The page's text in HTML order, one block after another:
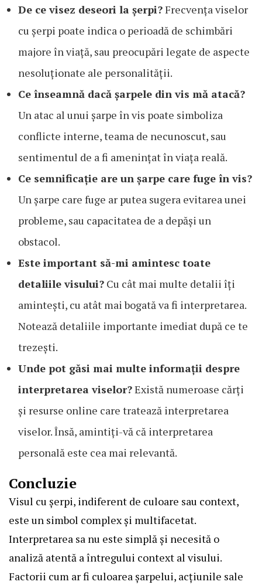
De ce visez deseori la șerpi?Frecvența viselor
cu șerpi poate indica o perioadă de schimbări
majore în viață, sau preocupări legate de aspecte
nesoluționate ale personalității.
Ce înseamnă dacă șarpele din vis mă atacă?
Un atac al unui șarpe în vis poate simboliza
conflicte interne, teama de necunoscut, sau
sentimentul de a fi amenințat în viața reală.
Ce semnificație are un șarpe care fuge în vis?
Un șarpe care fuge ar putea sugera evitarea unei
probleme, sau capacitatea de a depăși un
obstacol.
Este important să-mi amintesc toate
detaliile visului? Cu cât mai multe detalii îți
amintești, cu atât mai bogată va fi interpretarea.
Notează detaliile importante imediat după ce te
trezești.
Unde pot găsi mai multe informații despre
interpretarea viselor?Există numeroase cărți
și resurse online care tratează interpretarea
viselor. Însă, amintiți-vă că interpretarea
personală este cea mai relevantă.
Concluzie
Visul cu șerpi, indiferent de culoare sau context,
este un simbol complex și multifacetat.
Interpretarea sa nu este simplă și necesită o
analiză atentă a întregului context al visului.
Factorii cum ar fi culoarea șarpelui, acțiunile sale